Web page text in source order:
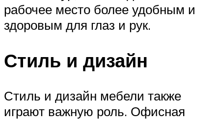
рабочее место более удобным и
здоровым для глаз и рук.
Стиль и дизайн
Стиль и дизайн мебели также
играют важную роль. Офисная